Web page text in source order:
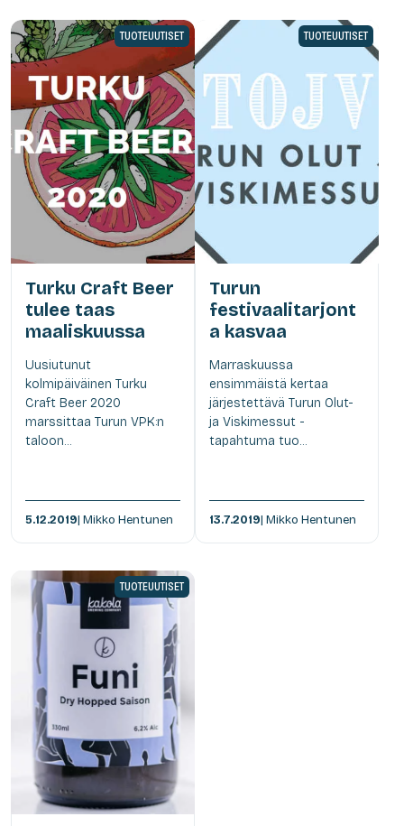
TUOTEUUTISET
Turku Craft Beer
tulee taas
maaliskuussa
Uusiutunut
kolmipäiväinen Turku
Craft Beer 2020
marssittaa Turun VPK:n
taloon...
5.12.2019| Mikko Hentunen
TUOTEUUTISET
Turun
festivaalitarjont
a kasvaa
Marraskuussa
ensimmäistä kertaa
järjestettävä Turun Olut-
ja Viskimessut -
tapahtuma tuo...
13.7.2019| Mikko Hentunen
TUOTEUUTISET